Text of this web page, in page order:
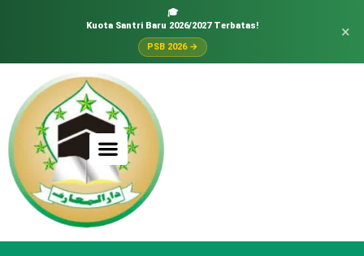
🎓
Kuota Santri Baru 2026/2027 Terbatas!
PSB 2026 →
×